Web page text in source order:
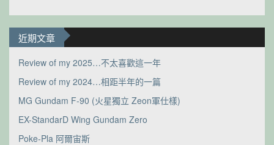
近期文章
Review of my 2025…不太喜歡這一年
Review of my 2024…相距半年的一篇
MG Gundam F-90 (火星獨立 Zeon軍仕樣)
EX-StandarD Wing Gundam Zero
Poke-Pla 阿爾宙斯